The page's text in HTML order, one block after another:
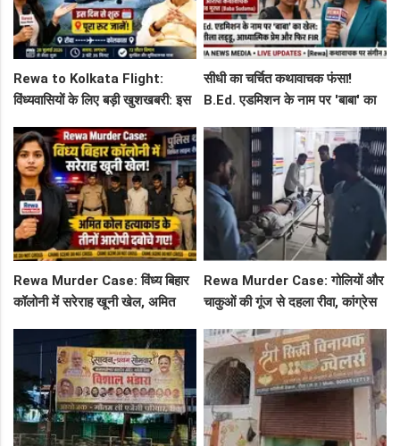
Rewa to Kolkata Flight:
विंध्यवासियों के लिए बड़ी खुशखबरी: इस
फ्लाइट, जानें पूरा रूट!
सीधी का चर्चित कथावाचक फंसा!
B.Ed. एडमिशन के नाम पर 'बाबा' का
और फिर FIR
Rewa Murder Case: विंध्य बिहार
कॉलोनी में सरेराह खूनी खेल, अमित
Rewa Murder Case: गोलियों और
चाकुओं की गूंज से दहला रीवा, कांग्रेस
गिरफ्तार!